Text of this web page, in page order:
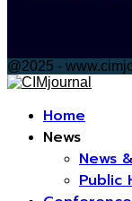
@2025 -
Home
News
News
Public